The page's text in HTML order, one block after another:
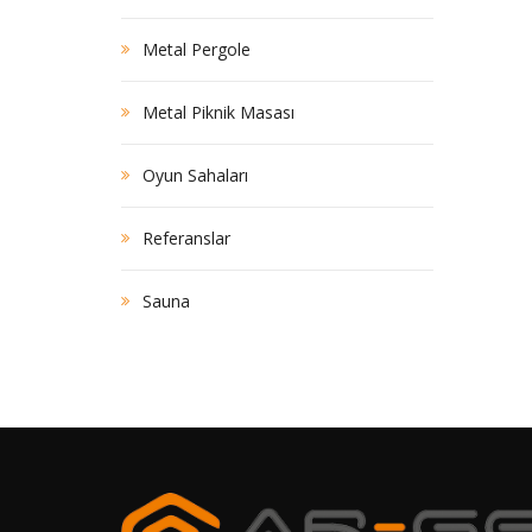
Metal Pergole
Metal Piknik Masası
Oyun Sahaları
Referanslar
Sauna